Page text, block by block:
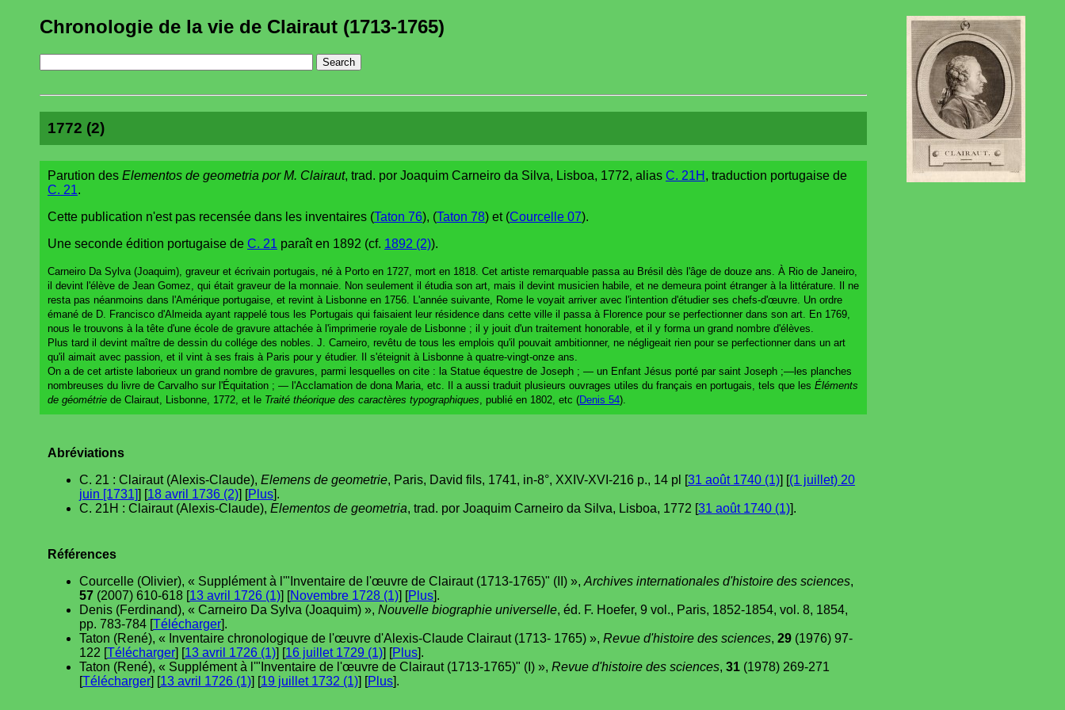
Chronologie de la vie de Clairaut (1713-1765)
1772 (2)
Parution des Elementos de geometria por M. Clairaut, trad. por Joaquim Carneiro da Silva, Lisboa, 1772, alias C. 21H , traduction portugaise de
C. 21.
Cette publication n'est pas recensée dans les inventaires (Taton 76), (Taton 78) et (Courcelle 07).
Une seconde édition portugaise de C. 21 paraît en 1892 (cf. 1892 (2)).
Carneiro Da Sylva (Joaquim), graveur et écrivain portugais, né à Porto en 1727, mort en 1818. Cet artiste remarquable passa au Brésil dès l'âge de douze ans. À Rio de Janeiro,
il devint l'élève de Jean Gomez, qui était graveur de la monnaie. Non seulement il étudia son art, mais il devint musicien habile, et ne demeura point étranger à la littérature. Il ne
resta pas néanmoins dans l'Amérique portugaise, et revint à Lisbonne en 1756. L'année suivante, Rome le voyait arriver avec l'intention d'étudier ses chefs-d'œuvre. Un ordre
émané de D. Francisco d'Almeida ayant rappelé tous les Portugais qui faisaient leur résidence dans cette ville il passa à Florence pour se perfectionner dans son art. En 1769,
nous le trouvons à la tête d'une école de gravure attachée à l'imprimerie royale de Lisbonne ; il y jouit d'un traitement honorable, et il y forma un grand nombre d'élèves.
Plus tard il devint maître de dessin du collége des nobles. J. Carneiro, revêtu de tous les emplois qu'il pouvait ambitionner, ne négligeait rien pour se perfectionner dans un art
qu'il aimait avec passion, et il vint à ses frais à Paris pour y étudier. Il s'éteignit à Lisbonne à quatre-vingt-onze ans.
On a de cet artiste laborieux un grand nombre de gravures, parmi lesquelles on cite : la Statue équestre de Joseph ; — un Enfant Jésus porté par saint Joseph ;—les planches
nombreuses du livre de Carvalho sur l'Équitation ; — l'Acclamation de dona Maria, etc. Il a aussi traduit plusieurs ouvrages utiles du français en portugais, tels que les Éléments
de géométrie de Clairaut, Lisbonne, 1772, et le Traité théorique des caractères typographiques , publié en 1802, etc (Denis 54).
Abréviations
C. 21 : Clairaut (Alexis-Claude), Elemens de geometrie, Paris, David fils, 1741, in-8°, XXIV-XVI-216 p., 14 pl [31 août 1740 (1)] [(1 juillet) 20
juin [1731]] [18 avril 1736 (2)] [Plus].
C. 21H : Clairaut (Alexis-Claude), Elementos de geometria, trad. por Joaquim Carneiro da Silva, Lisboa, 1772 [31 août 1740 (1)].
Références
Courcelle (Olivier), « Supplément à l'"Inventaire de l'œuvre de Clairaut (1713-1765)" (II) », Archives internationales d'histoire des sciences,
57 (2007) 610-618 [13 avril 1726 (1)] [Novembre 1728 (1)] [Plus].
Denis (Ferdinand), « Carneiro Da Sylva (Joaquim) », Nouvelle biographie universelle, éd. F. Hoefer, 9 vol., Paris, 1852-1854, vol. 8, 1854,
pp. 783-784 [Télécharger].
Taton (René), « Inventaire chronologique de l'œuvre d'Alexis-Claude Clairaut (1713- 1765) », Revue d'histoire des sciences, 29 (1976) 97-
122 [Télécharger] [13 avril 1726 (1)] [16 juillet 1729 (1)] [Plus].
Taton (René), « Supplément à l'"Inventaire de l'œuvre de Clairaut (1713-1765)" (I) », Revue d'histoire des sciences, 31 (1978) 269-271
[Télécharger] [13 avril 1726 (1)] [19 juillet 1732 (1)] [Plus].